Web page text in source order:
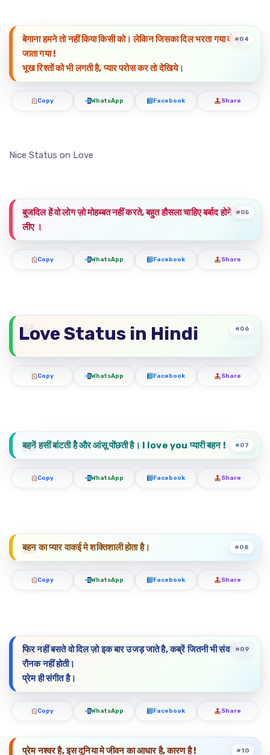
बेगाना हमने तो नहीं किया किसी को। लेकिन जिसका दिल भरता गया वो दूर
जाता गया !
भूख रिश्तों को भी लगती है, प्यार परोस कर तो देखिये।
#04
Copy WhatsApp Facebook Share
Nice Status on Love
बुजदिल हें वो लोग ज़ो मोहब्बत नहीं करते, बहुत हौसला चाहिए बर्बाद होने के
लीए ।
#05
Copy WhatsApp Facebook Share
Love Status in Hindi #06
Copy WhatsApp Facebook Share
बहनें हसीं बांटती हैे और आंसू पोंछती है। I love you प्यारी बहन ! #07
Copy WhatsApp Facebook Share
बहन का प्यार वाकई मे शक्तिशाली होता है। #08
Copy WhatsApp Facebook Share
फिर नहीं बसते वो दिल ज़ो इक बार उजड़ जाते है, कब्रें जितनी भी संवारो वहां
रौनक नहीं होती।
प्रेम ही संगीत है।
#09
Copy WhatsApp Facebook Share
प्रेम नश्वर है, इस दुनिया मे जीवन का आधार है, कारण है ! #10